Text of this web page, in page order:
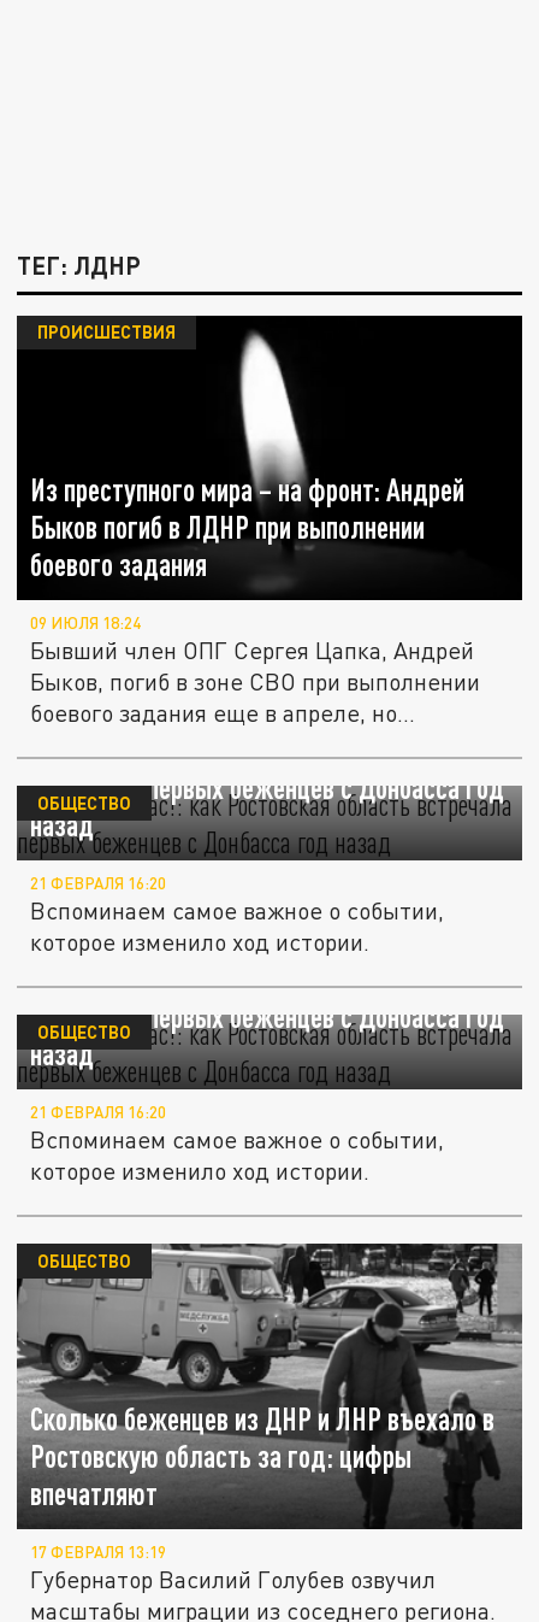
ТЕГ: ЛДНР
Из преступного мира – на фронт: Андрей
Быков погиб в ЛДНР при выполнении
боевого задания
ПРОИСШЕСТВИЯ
09 ИЮЛЯ 18:24
Бывший член ОПГ Сергея Цапка, Андрей
Быков, погиб в зоне СВО при выполнении
боевого задания еще в апреле, но...
"Защитите нас!": как Ростовская область
встречала первых беженцев с Донбасса год
назад
ОБЩЕСТВО
21 ФЕВРАЛЯ 16:20
Вспоминаем самое важное о событии,
которое изменило ход истории.
"Защитите нас!": как Ростовская область
встречала первых беженцев с Донбасса год
назад
ОБЩЕСТВО
21 ФЕВРАЛЯ 16:20
Вспоминаем самое важное о событии,
которое изменило ход истории.
Сколько беженцев из ДНР и ЛНР въехало в
Ростовскую область за год: цифры
впечатляют
ОБЩЕСТВО
17 ФЕВРАЛЯ 13:19
Губернатор Василий Голубев озвучил
масштабы миграции из соседнего региона.